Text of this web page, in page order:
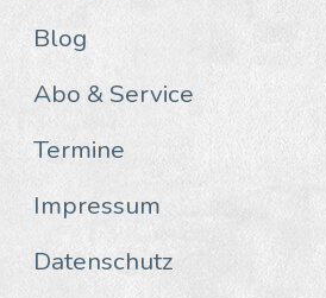
Blog
Abo & Service
Termine
Impressum
Datenschutz